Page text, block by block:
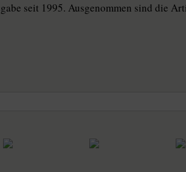
seit 1995. Ausgenommen sind die